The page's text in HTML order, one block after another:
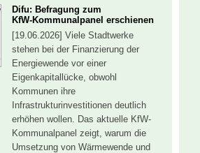
Difu: Befragung zum
KfW‑Kommunalpanel erschienen
[19.06.2026] Viele Stadtwerke
stehen bei der Finanzierung der
Energiewende vor einer
Eigenkapitallücke, obwohl
Kommunen ihre
Infrastrukturinvestitionen deutlich
erhöhen wollen. Das aktuelle KfW-
Kommunalpanel zeigt, warum die
Umsetzung von Wärmewende und